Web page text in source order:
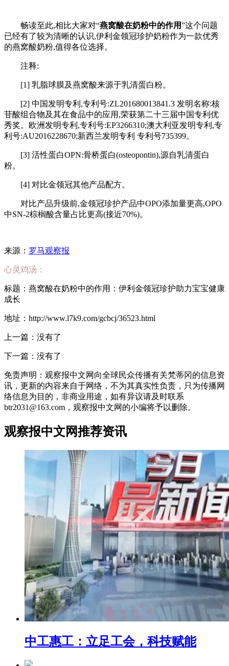
畅读至此,相比大家对“燕窝酸在奶粉中的作用”这个问题
已经有了较为清晰的认识,伊利金领冠珍护奶粉作为一款优秀
的燕窝酸奶粉,值得各位选择。
注释:
[1] 乳脂球膜及燕窝酸来源于乳清蛋白粉。
[2] 中国发明专利,专利号:ZL201680013841.3 发明名称:核
苷酸组合物及其在食品中的应用,荣获第二十三届中国专利优
秀奖。欧洲发明专利,专利号:EP3266310;澳大利亚发明专利,专
利号:AU2016228670;新西兰发明专利 专利号735399。
[3] 活性蛋白OPN:骨桥蛋白(osteopontin),源自乳清蛋白
粉。
[4] 对比金领冠其他产品配方。
对比产品升级前,金领冠珍护产品中OPO添加量更高,OPO
中SN-2棕榈酸含量占比更高(接近70%)。
来源： 罗马观察报
心灵鸡汤：
标题：燕窝酸在奶粉中的作用：伊利金领冠珍护助力宝宝健康
成长
地址：http://www.l7k9.com/gcbcj/36523.html
上一篇：没有了
下一篇：没有了
免责声明：观察报中文网向全球民众传播有关梵蒂冈的信息资
讯，更新的内容来自于网络，不为其真实性负责，只为传播网
络信息为目的，非商业用途，如有异议请及时联系
btr2031@163.com，观察报中文网的小编将予以删除。
观察报中文网推荐资讯
中工惠工：立足工会，科技赋能